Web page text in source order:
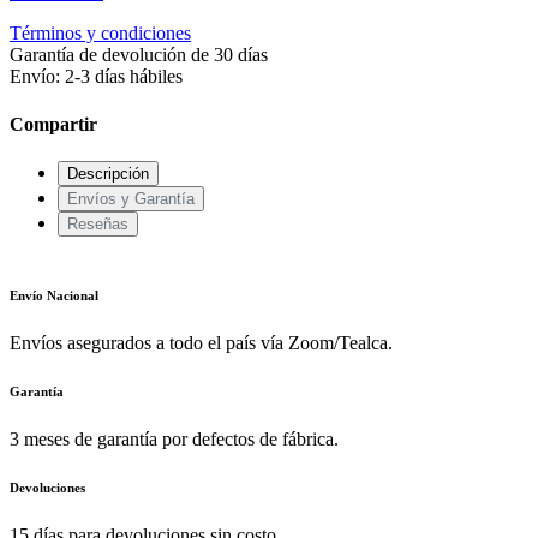
Términos y condiciones
Garantía de devolución de 30 días
Envío: 2-3 días hábiles
Compartir
Descripción
Envíos y Garantía
Reseñas
Envío Nacional
Envíos asegurados a todo el país vía Zoom/Tealca.
Garantía
3 meses de garantía por defectos de fábrica.
Devoluciones